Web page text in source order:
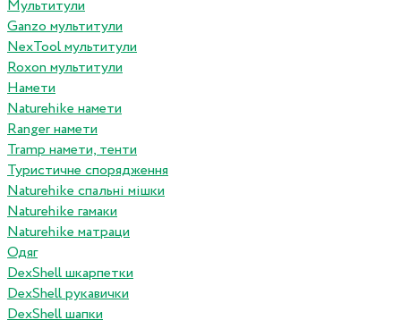
Мультитули
Ganzo мультитули
NexTool мультитули
Roxon мультитули
Намети
Naturehike намети
Ranger намети
Tramp намети, тенти
Туристичне спорядження
Naturehike спальні мішки
Naturehike гамаки
Naturehike матраци
Одяг
DexShell шкарпетки
DexShell рукавички
DexShell шапки